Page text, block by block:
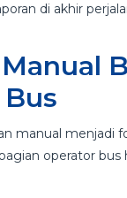
di akhir
manual menjadi
operator bus